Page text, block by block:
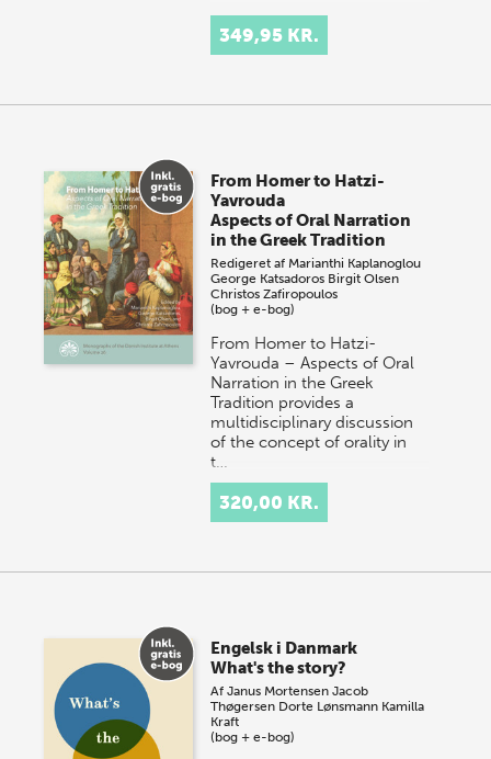
349,95 KR.
From Homer to Hatzi-
Yavrouda
Aspects of Oral Narration
in the Greek Tradition
Redigeret af Marianthi Kaplanoglou
George Katsadoros Birgit Olsen
Christos Zafiropoulos
(bog + e-bog)
From Homer to Hatzi-
Yavrouda – Aspects of Oral
Narration in the Greek
Tradition provides a
multidisciplinary discussion
of the concept of orality in
t…
320,00 KR.
Engelsk i Danmark
What's the story?
AfJanus Mortensen Jacob
Thøgersen Dorte Lønsmann Kamilla
Kraft
(bog + e-bog)